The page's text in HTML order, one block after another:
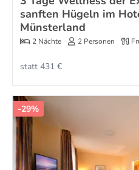
sanften Hügeln im
Münsterland
2 Nächte 2 Personen
statt 431 €
-29%